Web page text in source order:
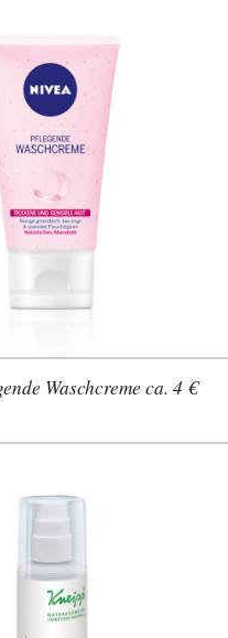
Waschcreme ca. 4 €